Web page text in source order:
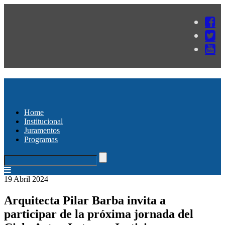
Home
Institucional
Juramentos
Programas
19 Abril 2024
Arquitecta Pilar Barba invita a
participar de la próxima jornada del